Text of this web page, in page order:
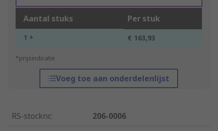
Aantal stuks Per stuk
1 + € 163,93
*prijsindicatie
Voeg toe aan onderdelenlijst
RS-stocknr.:
206-0006